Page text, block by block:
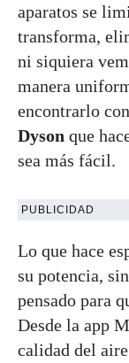
aparatos se
transforma,
ni siquiera
manera
encontrarlo con
Dyson que
sea más fácil.
PUBLICIDAD
Lo que hace
su potencia,
pensado para
Desde la app
calidad del